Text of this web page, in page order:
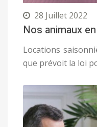
28 Juillet 2022
Nos animaux
Locations
que prévoit la loi